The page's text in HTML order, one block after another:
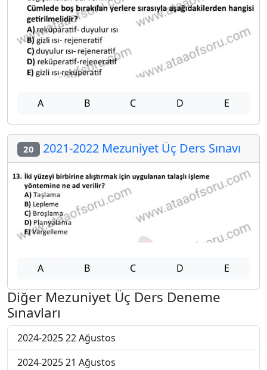
A B C D E
20 2021-2022 Mezuniyet Üç Ders Sınavı
A B C D E
Diğer Mezuniyet Üç Ders Deneme
Sınavları
2024-2025 22 Ağustos
2024-2025 21 Ağustos